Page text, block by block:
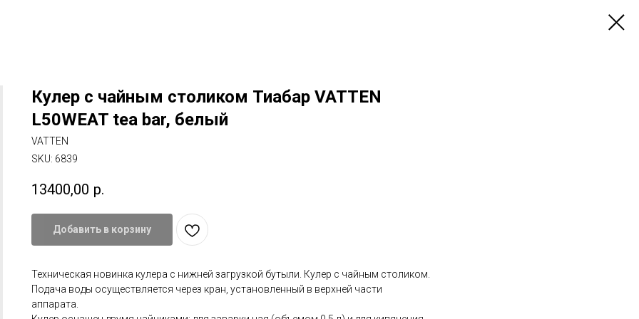
Кулер с чайным столиком Тиабар VATTEN
L50WEAT tea bar, белый
VATTEN
SKU: 6839
13400,00 р.
Добавить в корзину
Техническая новинка кулера с нижней загрузкой бутыли. Кулер с чайным столиком.
Подача воды осуществляется через кран, установленный в верхней части
аппарата.